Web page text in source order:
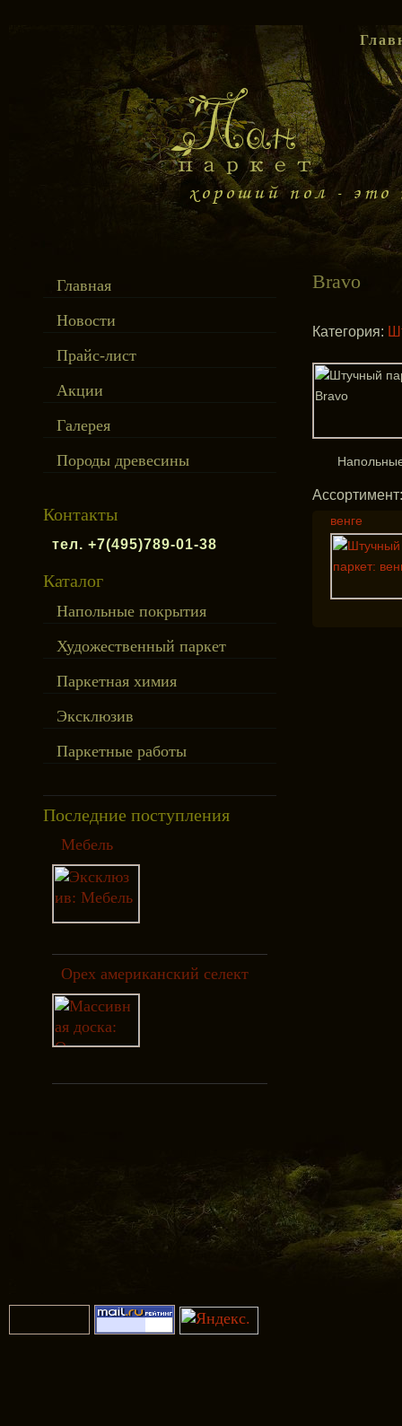
Главная
Новости
Прайс-лист
Акции
Галерея
Породы древесины
Контакты
тел. +7(495)789-01-38
Каталог
Напольные покрытия
Художественный паркет
Паркетная химия
Эксклюзив
Паркетные работы
Последние поступления
Мебель
Орех американский селект
Bravo
Категория:
Ассортимент:
венге